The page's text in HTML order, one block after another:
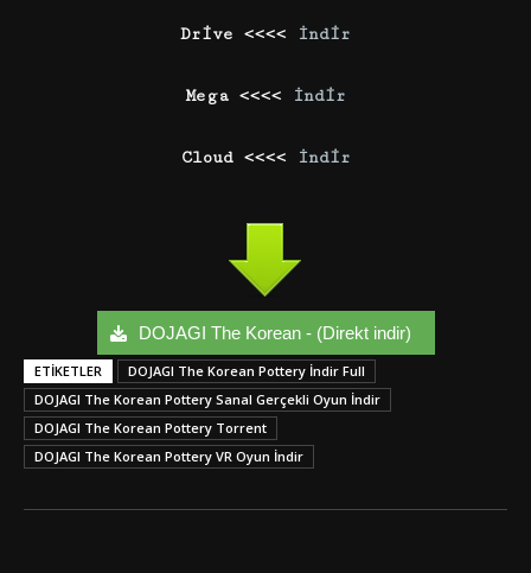
Drive <<<< İndir
Mega <<<< İndir
Cloud <<<< İndir
DOJAGI The Korean - (Direkt indir)
ETIKETLER
DOJAGI The Korean Pottery İndir Full
DOJAGI The Korean Pottery Sanal Gerçekli Oyun İndir
DOJAGI The Korean Pottery Torrent
DOJAGI The Korean Pottery VR Oyun İndir